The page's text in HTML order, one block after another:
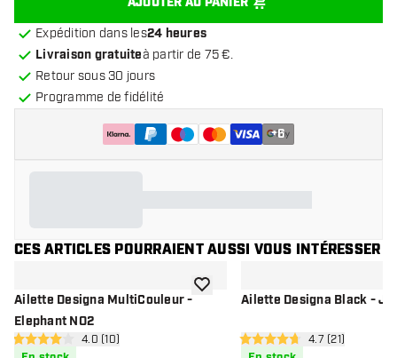
Expédition dans les24 heures
Livraison gratuiteà partir de 75 €.
Retour sous 30 jours
Programme de fidélité
+6
CES ARTICLES POURRAIENT AUSSI VOUS INTÉRESSER
Ailette Designa MultiCouleur -
Elephant NO2
ouvrir le panneau des avis
4 étoiles de notation
4.0 (10)
ajouter à la liste de souhaits
Ailette Designa Black -
ouvrir le
4.7 étoiles de notation
4.7 (21)